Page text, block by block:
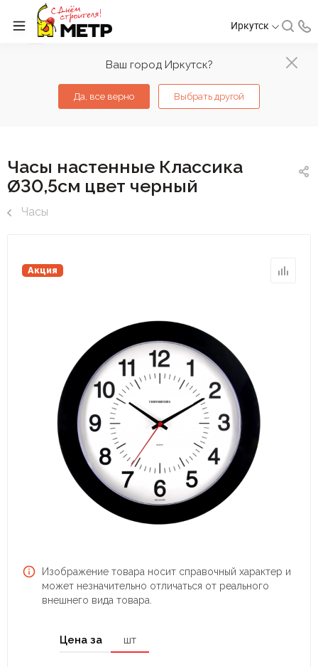
Ваш город Иркутск?
Да, все верно Выбрать другой
Иркутск
Часы настенные Классика
Ø30,5см цвет черный
Часы
Акция
Изображение товара носит справочный характер и
может незначительно отличаться от реального
внешнего вида товара.
Цена за шт